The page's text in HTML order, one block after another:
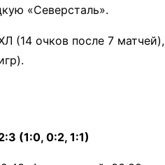
«Северсталь».
(14 очков после 7 матчей),
(1:0, 0:2, 1:1)